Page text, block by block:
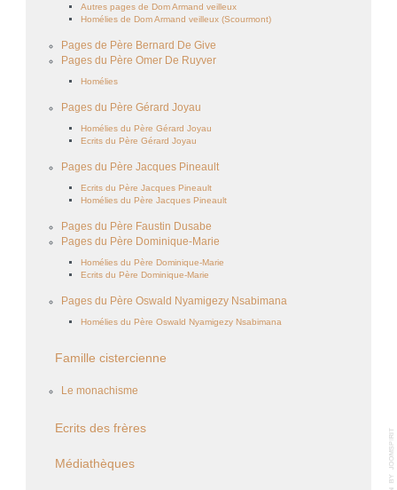
Autres pages de Dom Armand veilleux
Homélies de Dom Armand veilleux (Scourmont)
Pages de Père Bernard De Give
Pages du Père Omer De Ruyver
Homélies
Pages du Père Gérard Joyau
Homélies du Père Gérard Joyau
Ecrits du Père Gérard Joyau
Pages du Père Jacques Pineault
Ecrits du Père Jacques Pineault
Homélies du Père Jacques Pineault
Pages du Père Faustin Dusabe
Pages du Père Dominique-Marie
Homélies du Père Dominique-Marie
Ecrits du Père Dominique-Marie
Pages du Père Oswald Nyamigezy Nsabimana
Homélies du Père Oswald Nyamigezy Nsabimana
Famille cistercienne
Le monachisme
Ecrits des frères
Médiathèques